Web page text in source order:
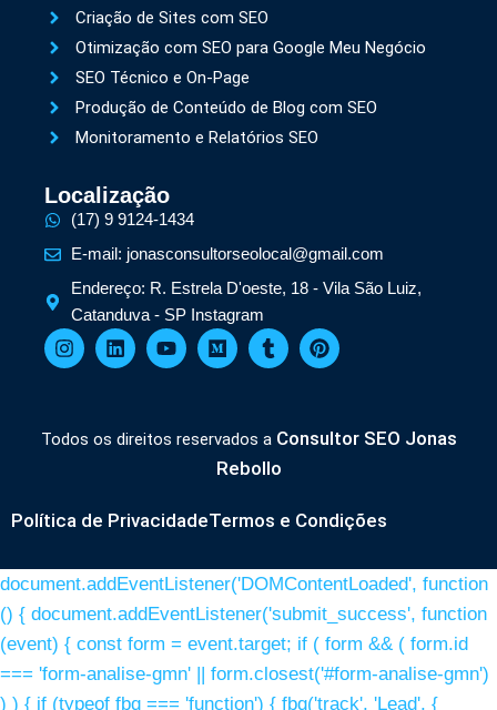
Criação de Sites com SEO
Otimização com SEO para Google Meu Negócio
SEO Técnico e On-Page
Produção de Conteúdo de Blog com SEO
Monitoramento e Relatórios SEO
Localização
(17) 9 9124-1434
E-mail: jonasconsultorseolocal@gmail.com
Endereço: R. Estrela D'oeste, 18 - Vila São Luiz,
Catanduva - SP Instagram
Todos os direitos reservados a Consultor SEO Jonas
Rebollo
Política de PrivacidadeTermos e Condições
document.addEventListener('DOMContentLoaded', function
() { document.addEventListener('submit_success', function
(event) { const form = event.target; if ( form && ( form.id
=== 'form-analise-gmn' || form.closest('#form-analise-gmn')
) ) { if (typeof fbq === 'function') { fbq('track', 'Lead', {